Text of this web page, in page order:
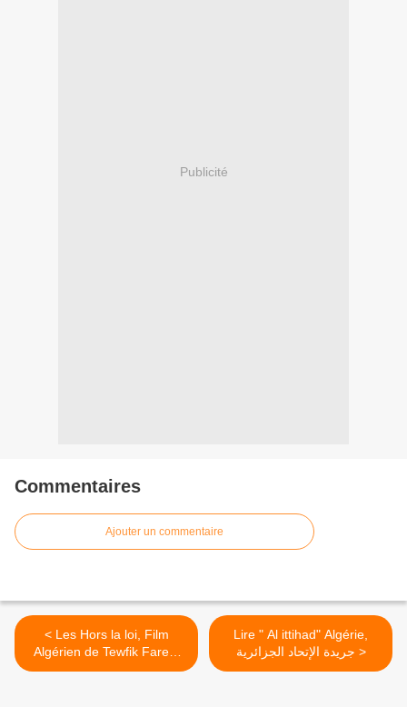
Publicité
Commentaires
Ajouter un commentaire
< Les Hors la loi, Film
Algérien de Tewfik Fares,
1969
Lire " Al ittihad" Algérie,
جريدة الإتحاد الجزائرية >